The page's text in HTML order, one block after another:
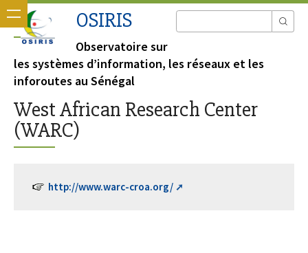
OSIRIS
Observatoire sur
les systèmes d’information, les réseaux et les
inforoutes au Sénégal
West African Research Center
(WARC)
http://www.warc-croa.org/